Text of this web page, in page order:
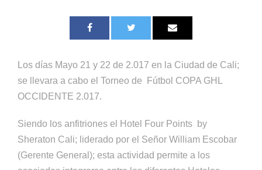
Los días Mayo 21 y 22 de 2.017 en la Ciudad de Cali;
se llevara a cabo el Torneo de Fútbol COPA GHL
OCCIDENTE 2.017.
Siendo los anfitriones el Hotel Four Points by
Sheraton Cali; liderado por el Señor William Escobar
(Gerente General); esta actividad permite a los